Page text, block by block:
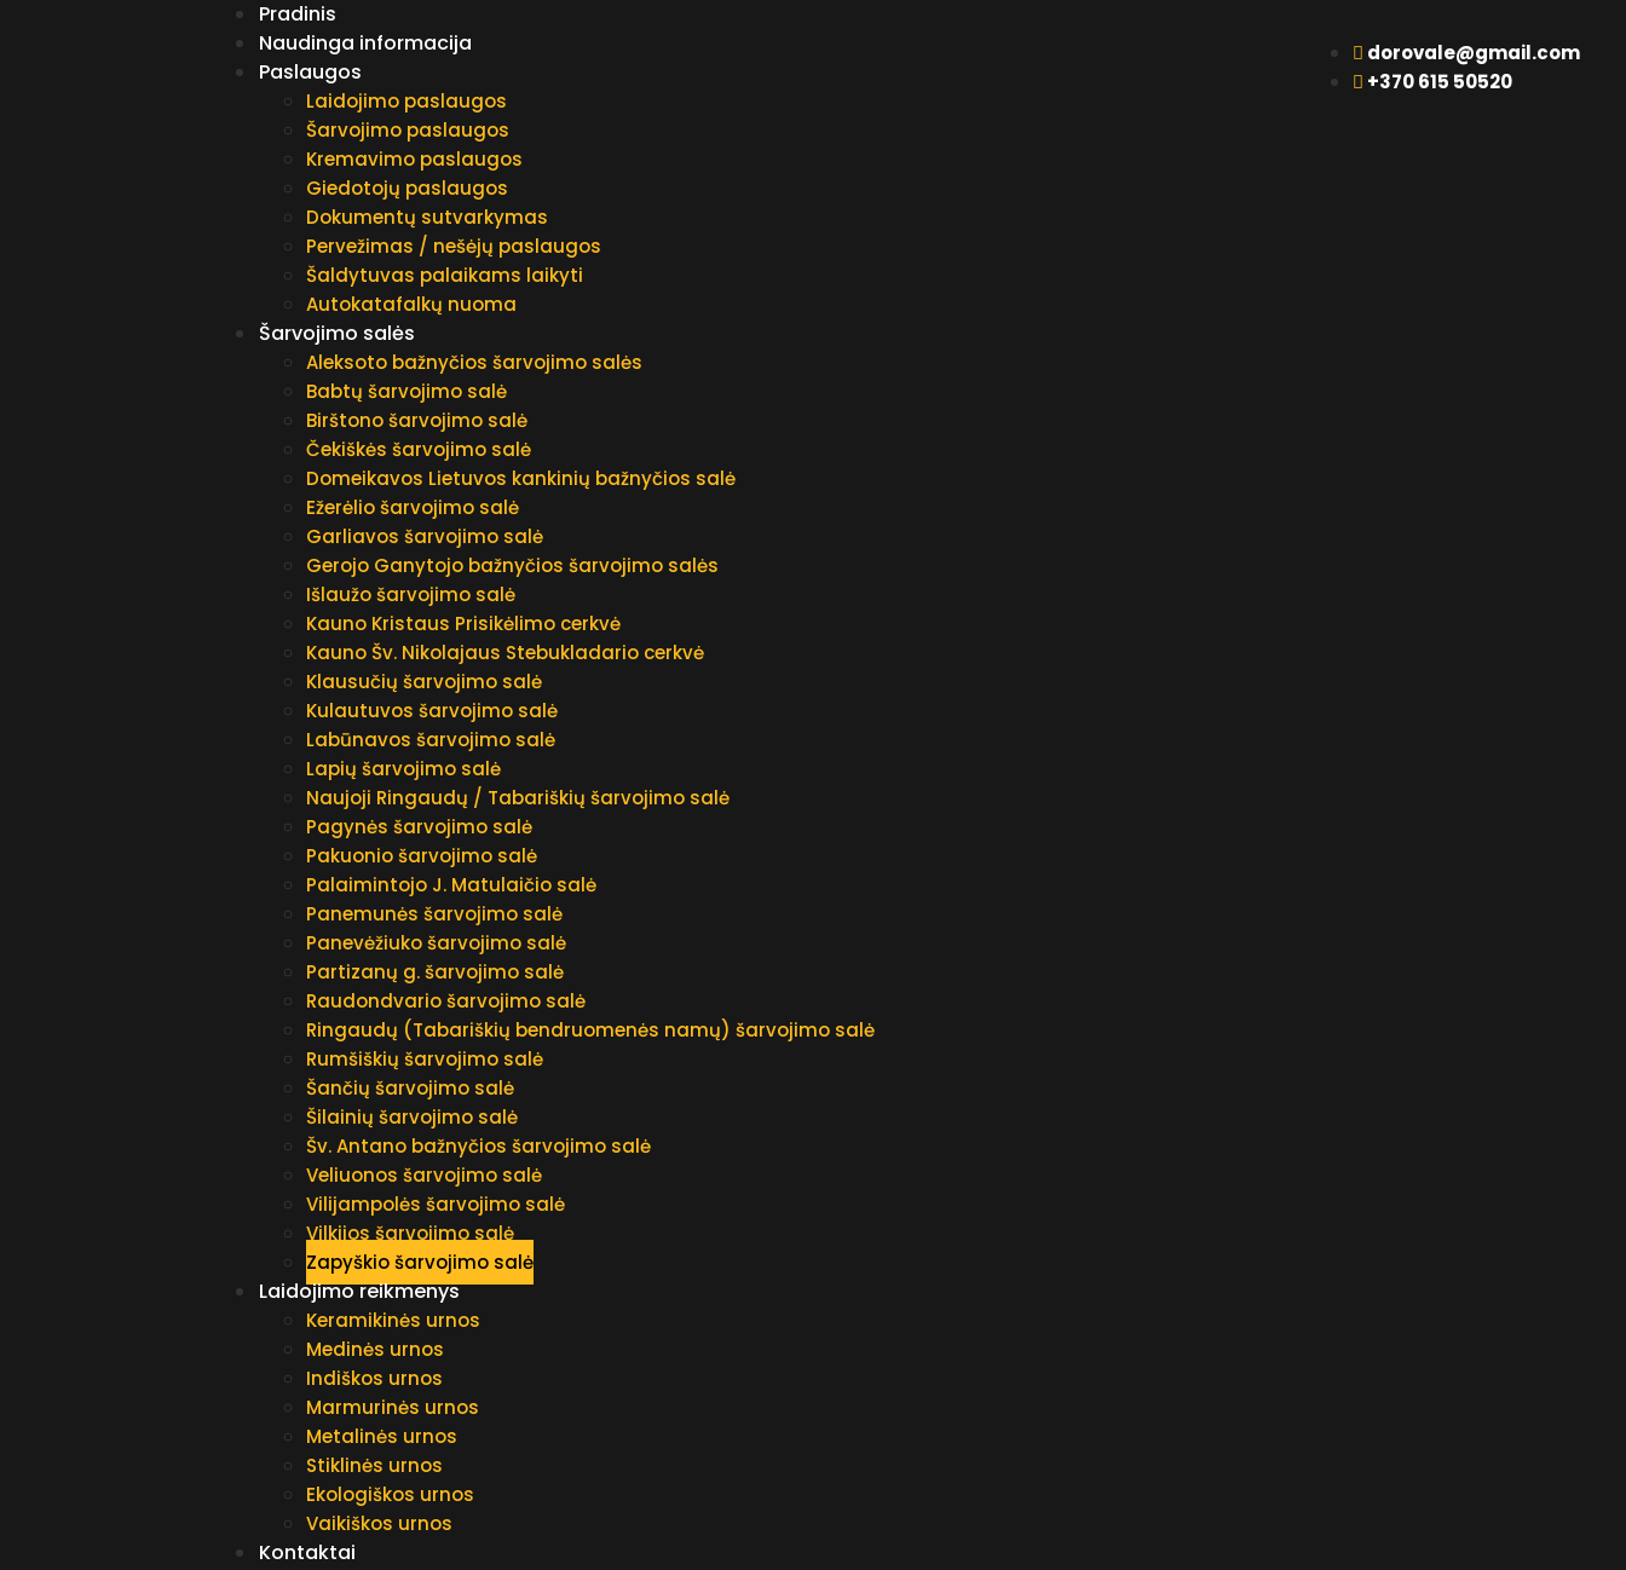
Pradinis
Naudinga informacija
Paslaugos
Laidojimo paslaugos
Šarvojimo paslaugos
Kremavimo paslaugos
Giedotojų paslaugos
Dokumentų sutvarkymas
Pervežimas / nešėjų paslaugos
Šaldytuvas palaikams laikyti
Autokatafalkų nuoma
Šarvojimo salės
Aleksoto bažnyčios šarvojimo salės
Babtų šarvojimo salė
Birštono šarvojimo salė
Čekiškės šarvojimo salė
Domeikavos Lietuvos kankinių bažnyčios salė
Ežerėlio šarvojimo salė
Garliavos šarvojimo salė
Gerojo Ganytojo bažnyčios šarvojimo salės
Išlaužo šarvojimo salė
Kauno Kristaus Prisikėlimo cerkvė
Kauno Šv. Nikolajaus Stebukladario cerkvė
Klausučių šarvojimo salė
Kulautuvos šarvojimo salė
Labūnavos šarvojimo salė
Lapių šarvojimo salė
Naujoji Ringaudų / Tabariškių šarvojimo salė
Pagynės šarvojimo salė
Pakuonio šarvojimo salė
Palaimintojo J. Matulaičio salė
Panemunės šarvojimo salė
Panevėžiuko šarvojimo salė
Partizanų g. šarvojimo salė
Raudondvario šarvojimo salė
Ringaudų (Tabariškių bendruomenės namų) šarvojimo salė
Rumšiškių šarvojimo salė
Šančių šarvojimo salė
Šilainių šarvojimo salė
Šv. Antano bažnyčios šarvojimo salė
Veliuonos šarvojimo salė
Vilijampolės šarvojimo salė
Vilkijos šarvojimo salė
Zapyškio šarvojimo salė
Laidojimo reikmenys
Keramikinės urnos
Medinės urnos
Indiškos urnos
Marmurinės urnos
Metalinės urnos
Stiklinės urnos
Ekologiškos urnos
Vaikiškos urnos
Kontaktai
dorovale@gmail.com
+370 615 50520